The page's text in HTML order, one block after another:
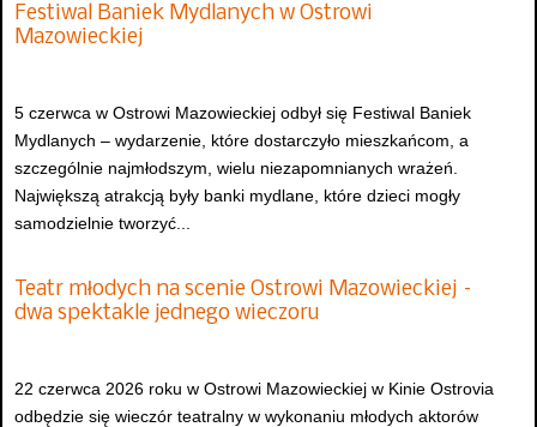
Festiwal Baniek Mydlanych w Ostrowi
Mazowieckiej
5 czerwca w Ostrowi Mazowieckiej odbył się Festiwal Baniek
Mydlanych – wydarzenie, które dostarczyło mieszkańcom, a
szczególnie najmłodszym, wielu niezapomnianych wrażeń.
Największą atrakcją były banki mydlane, które dzieci mogły
samodzielnie tworzyć...
Teatr młodych na scenie Ostrowi Mazowieckiej –
dwa spektakle jednego wieczoru
22 czerwca 2026 roku w Ostrowi Mazowieckiej w Kinie Ostrovia
odbędzie się wieczór teatralny w wykonaniu młodych aktorów